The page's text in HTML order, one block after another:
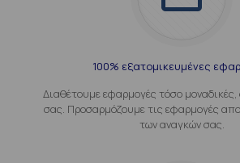
100% εξατομικευμένες
Διαθέτουμε εφαρμογές τόσο μοναδικές,
σας. Προσαρμόζουμε τις εφαρμογές
των αναγκών σας.